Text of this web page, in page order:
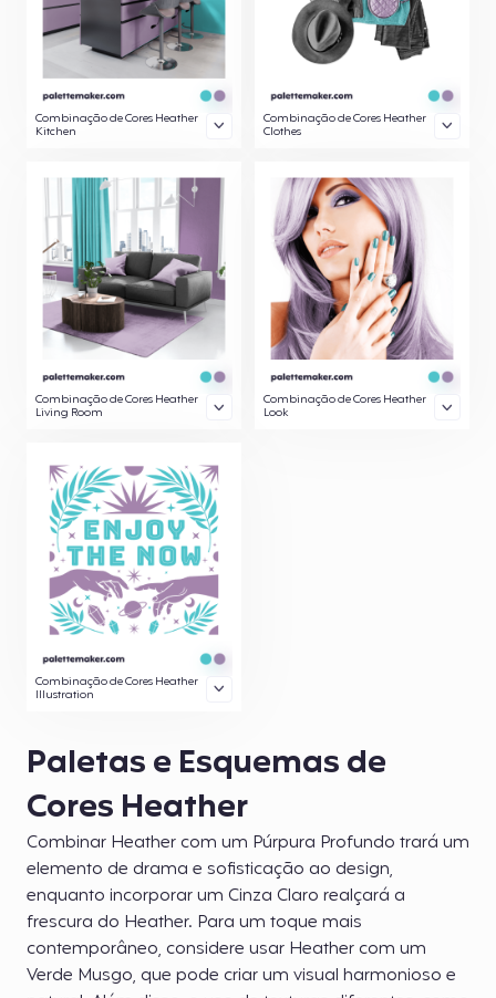
Combinação de Cores Heather
Kitchen
Combinação de Cores Heather
Clothes
Combinação de Cores Heather
Living Room
Combinação de Cores Heather
Look
Combinação de Cores Heather
Illustration
Paletas e Esquemas de
Cores Heather
Combinar Heather com um Púrpura Profundo trará um
elemento de drama e sofisticação ao design,
enquanto incorporar um Cinza Claro realçará a
frescura do Heather. Para um toque mais
contemporâneo, considere usar Heather com um
Verde Musgo, que pode criar um visual harmonioso e